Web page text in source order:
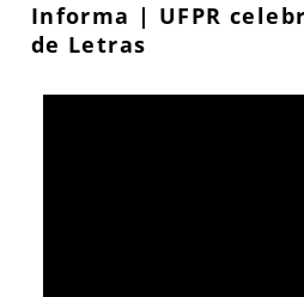
Informa | UFPR
de Letras